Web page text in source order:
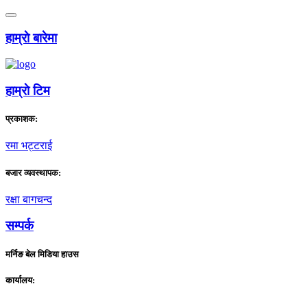
हाम्राे बारेमा
हाम्राे टिम
प्रकाशक:
रमा भट्टराई
बजार व्यवस्थापक:
रक्षा बागचन्द
सम्पर्क
मर्निङ बेल मिडिया हाउस
कार्यालय: